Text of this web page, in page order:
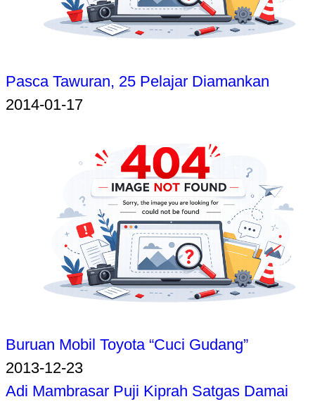
Pasca Tawuran, 25 Pelajar Diamankan
2014-01-17
Buruan Mobil Toyota “Cuci Gudang”
2013-12-23
Adi Mambrasar Puji Kiprah Satgas Damai